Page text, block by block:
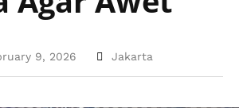
9, 2026 Jakarta